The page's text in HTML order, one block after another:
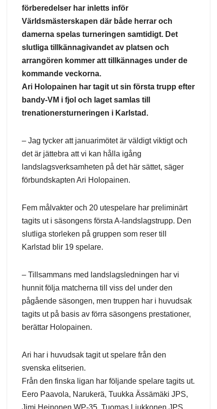
förberedelser har inletts inför
Världsmästerskapen där både herrar och
damerna spelas turneringen samtidigt. Det
slutliga tillkännagivandet av platsen och
arrangören kommer att tillkännages under de
kommande veckorna.
Ari Holopainen har tagit ut sin första trupp efter
bandy-VM i fjol och laget samlas till
trenationersturneringen i Karlstad.
– Jag tycker att januarimötet är väldigt viktigt och
det är jättebra att vi kan hålla igång
landslagsverksamheten på det här sättet, säger
förbundskapten Ari Holopainen.
Fem målvakter och 20 utespelare har preliminärt
tagits ut i säsongens första A-landslagstrupp. Den
slutliga storleken på gruppen som reser till
Karlstad blir 19 spelare.
– Tillsammans med landslagsledningen har vi
hunnit följa matcherna till viss del under den
pågående säsongen, men truppen har i huvudsak
tagits ut på basis av förra säsongens prestationer,
berättar Holopainen.
Ari har i huvudsak tagit ut spelare från den
svenska elitserien.
Från den finska ligan har följande spelare tagits ut.
Eero Paavola, Narukerä, Tuukka Ässämäki JPS,
Jimi Heinonen WP-35, Tuomas Liukkonen JPS.